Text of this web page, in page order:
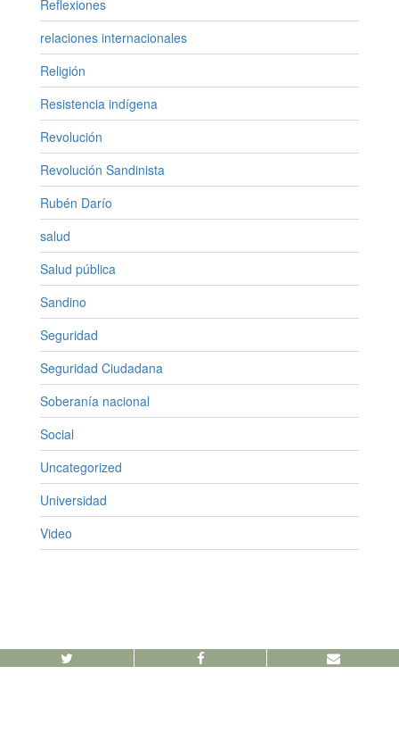
Reflexiones
relaciones internacionales
Religión
Resistencia indígena
Revolución
Revolución Sandinista
Rubén Darío
salud
Salud pública
Sandino
Seguridad
Seguridad Ciudadana
Soberanía nacional
Social
Uncategorized
Universidad
Video